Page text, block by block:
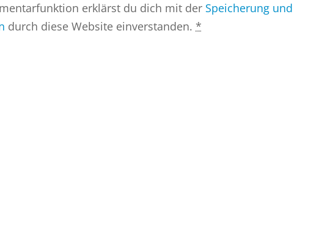
erklärst du dich mit der Speicherung und
durch diese Website einverstanden. *